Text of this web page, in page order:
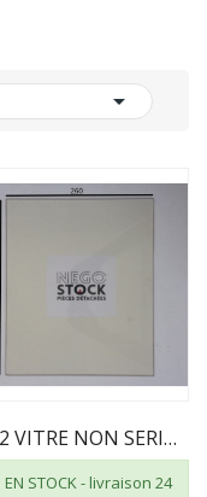

40582 VITRE NON SERIGRAPHIÉE POUR SUPRA SILVER
EN STOCK - livraison 24